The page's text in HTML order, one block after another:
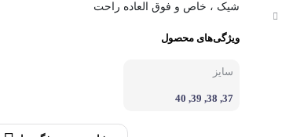
تیشرت
سوئیشرت
شیک ، خاص و فوق العاده راحت
ویژگی‌های محصول
سایز
37, 38, 39, 40